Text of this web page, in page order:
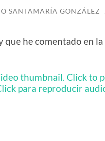
SANTAMARÍA GONZÁLEZ
he comentado en la
para reproducir